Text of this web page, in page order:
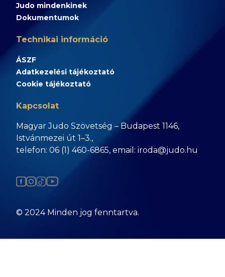
Judo mindenkinek
Dokumentumok
Technikai információ
ÁSZF
Adatkezelési tájékoztató
Cookie tájékoztató
Kapcsolat
Magyar Judo Szövetség – Budapest 1146,
Istvánmezei út 1–3.,
telefon: 06 (1) 460-6865, email: iroda@judo.hu
© 2024 Minden jog fenntartva.